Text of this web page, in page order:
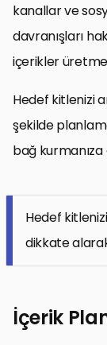
kanallar ve
davranışları
içerikler
Hedef kitlenizi
şekilde
bağ kurmanıza
Hedef
dikkate
İçerik